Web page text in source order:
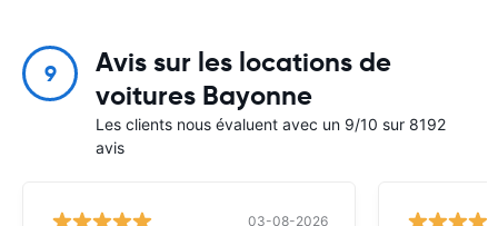
9
Avis sur les locations de
voitures Bayonne
Les clients nous évaluent avec un 9/10 sur 8192
avis
03-08-2026